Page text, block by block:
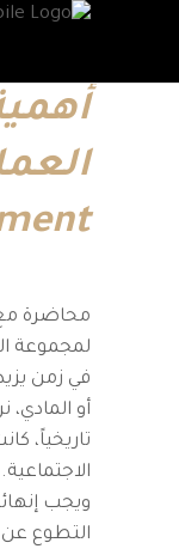
محاضرة
لمجموعة
في زمن
أو
تاريخياً،
ويجب
التطوع عن